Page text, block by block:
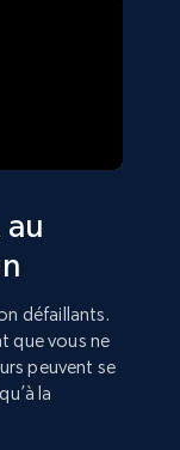
défaillants.
que vous ne
peuvent se
la